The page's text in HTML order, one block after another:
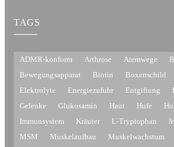
TAGS
ADMR-konform Arthrose Atemwege
Bewegungsapparat
Biotin Boxenschild
Elektrolyte
Energiezufuhr Entgiftung
Gelenke
Glukosamin Haut Hufe
Immunsystem
Kräuter L-Tryptophan
MSM
Muskelaufbau Muskelwachstum